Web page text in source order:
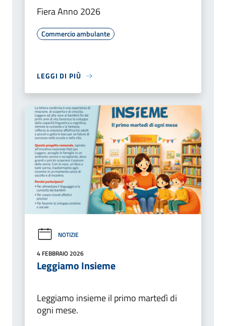
Fiera Anno 2026
Commercio ambulante
LEGGI DI PIÙ
NOTIZIE
4 FEBBRAIO 2026
Leggiamo Insieme
Leggiamo insieme il primo martedì di
ogni mese.